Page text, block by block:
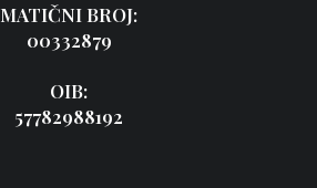
MATIČNI BROJ:
00332879
OIB:
57782988192